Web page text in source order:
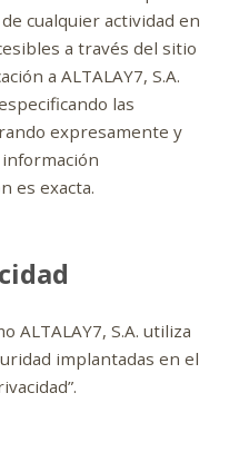
cualquier actividad en
a través del sitio
a ALTALAY7, S.A.
las
expresamente y
es exacta.
ALTALAY7, S.A. utiliza
implantadas en el